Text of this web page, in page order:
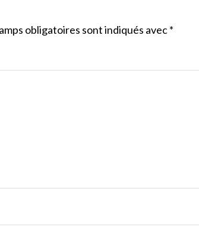
obligatoires sont indiqués avec*